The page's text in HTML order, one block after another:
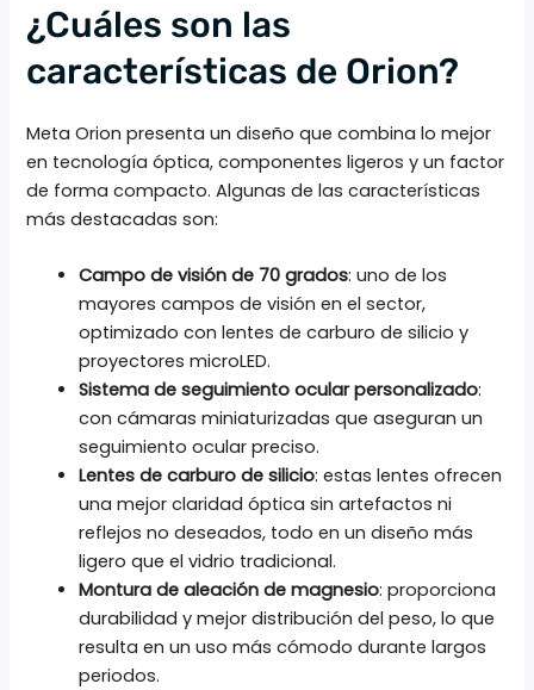
¿Cuáles son las
características de Orion?
Meta Orion presenta un diseño que combina lo mejor
en tecnología óptica, componentes ligeros y un factor
de forma compacto. Algunas de las características
más destacadas son:
Campo de visiónde 70 grados: uno de los
mayores campos de visión en el sector,
optimizado con lentes de carburo de silicio y
proyectores microLED.
Sistema de seguimiento ocular personalizado:
con cámaras miniaturizadas que aseguran un
seguimiento ocular preciso.
Lentes de carburo de silicio: estas lentes ofrecen
una mejor claridad óptica sin artefactos ni
reflejos no deseados, todo en un diseño más
ligero que el vidrio tradicional.
Montura de aleación de magnesio: proporciona
durabilidad y mejor distribución del peso, lo que
resulta en un uso más cómodo durante largos
periodos.